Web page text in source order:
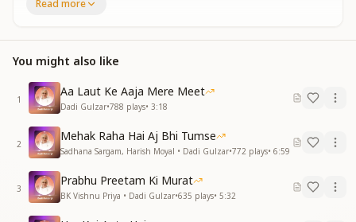
परमपिता से तुमने मिलवाया
सारथी शिव को बनाया
प्रभु प्रेम के प्यासो को
परमपिता से तुमने मिलवाया
जब तक ये दुनिया रहेगी
भुला न पाएगी तेरा प्यार
ओ प्यारी दादी गुलज़ार
ओ मीठी दादी गुलज़ार
ओ प्यारी दादी गुलज़ार
ओ मीठी दादी गुलज़ार
जब भी कोई टेंशन आवै ना तो ओम शांति का महामंत्र दिल से कहना
अर्थ से कहना
Read more
You might also like
1
Aa Laut Ke Aaja Mere Meet
Dadi Gulzar•788 plays• 3:18
2
Mehak Raha Hai Aj Bhi Tumse
Sadhana Sargam, Harish Moyal • Dadi Gulzar•772 plays• 6:59
3
Prabhu Preetam Ki Murat
BK Vishnu Priya • Dadi Gulzar•635 plays• 5:32